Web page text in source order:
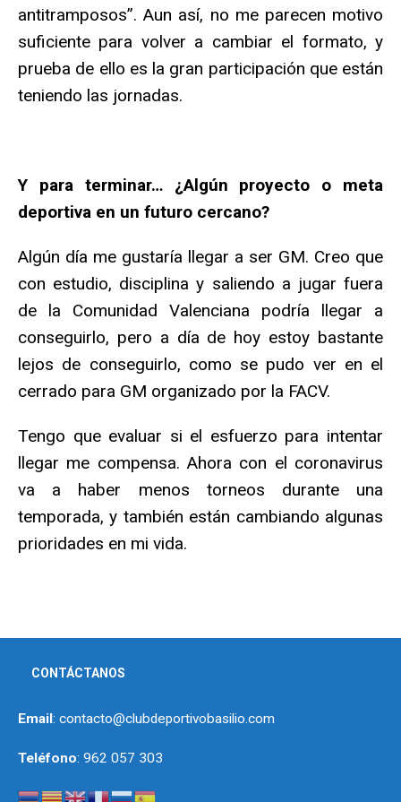
antitramposos”. Aun así, no me parecen motivo
suficiente para volver a cambiar el formato, y
prueba de ello es la gran participación que están
teniendo las jornadas.
Y para terminar… ¿Algún proyecto o meta
deportiva en un futuro cercano?
Algún día me gustaría llegar a ser GM. Creo que
con estudio, disciplina y saliendo a jugar fuera
de la Comunidad Valenciana podría llegar a
conseguirlo, pero a día de hoy estoy bastante
lejos de conseguirlo, como se pudo ver en el
cerrado para GM organizado por la FACV.
Tengo que evaluar si el esfuerzo para intentar
llegar me compensa. Ahora con el coronavirus
va a haber menos torneos durante una
temporada, y también están cambiando algunas
prioridades en mi vida.
CONTÁCTANOS
Email: contacto@clubdeportivobasilio.com
Teléfono: 962 057 303